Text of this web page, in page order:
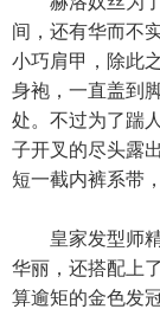
间，还有华而不
小巧肩甲，除此
身袍，一直盖到
处。不过为了踹
子开叉的尽头露
短一截内裤系带
皇家发型师精
华丽，还搭配上
算逾矩的金色发